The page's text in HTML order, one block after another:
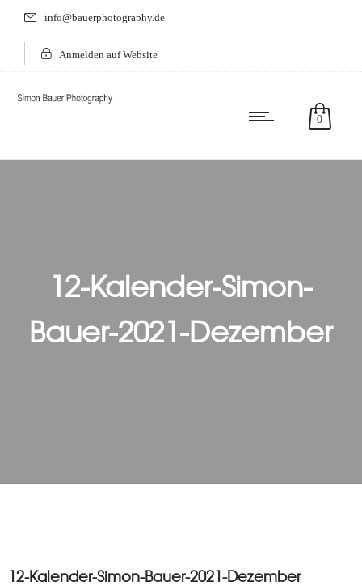
info@bauerphotography.de
Anmelden auf Website
0
12-Kalender-Simon-
Bauer-2021-Dezember
12-Kalender-Simon-Bauer-2021-Dezember